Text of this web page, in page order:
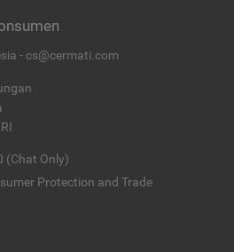
- cs@cermati.com
(Chat Only)
Protection and Trade